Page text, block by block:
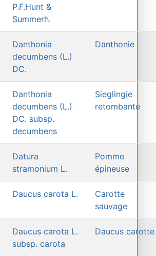
P.F.Hunt &
Summerh.
Danthonia
decumbens (L.)
DC.
Danthonie
Danthonia
decumbens (L.)
DC. subsp.
decumbens
Sieglingie
retombante
Datura
stramonium L.
Pomme
épineuse
Daucus carota L.
Carotte
sauvage
Daucus carota L.
subsp. carota
Daucus carotte